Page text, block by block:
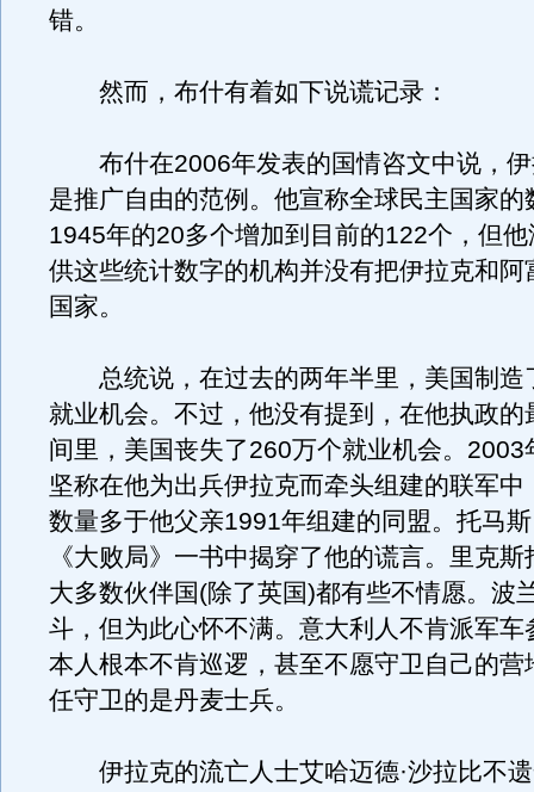
错。
然而，布什有着如下说谎记录：
布什在2006年发表的国情咨文中说，伊
是推广自由的范例。他宣称全球民主国家的
1945年的20多个增加到目前的122个，但
供这些统计数字的机构并没有把伊拉克和阿
国家。
总统说，在过去的两年半里，美国制造
就业机会。不过，他没有提到，在他执政的
间里，美国丧失了260万个就业机会。2003
坚称在他为出兵伊拉克而牵头组建的联军中
数量多于他父亲1991年组建的同盟。托马
《大败局》一书中揭穿了他的谎言。里克
大多数伙伴国(除了英国)都有些不情愿。波
斗，但为此心怀不满。意大利人不肯派军车
本人根本不肯巡逻，甚至不愿守卫自己的营
任守卫的是丹麦士兵。
伊拉克的流亡人士艾哈迈德·沙拉比不遗